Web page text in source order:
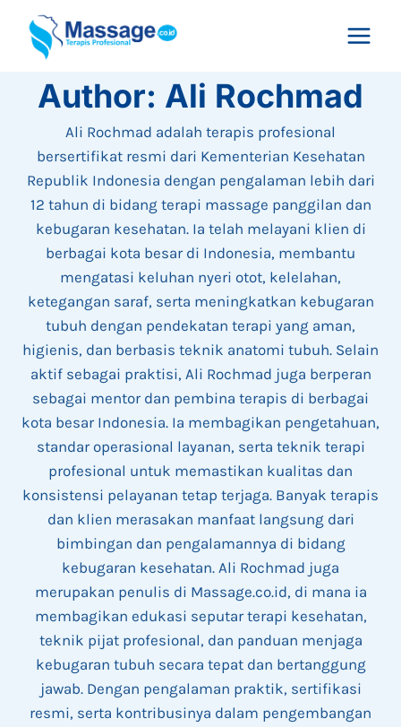
content
Author: Ali Rochmad
Ali Rochmad adalah terapis profesional
bersertifikat resmi dari Kementerian Kesehatan
Republik Indonesia dengan pengalaman lebih dari
12 tahun di bidang terapi massage panggilan dan
kebugaran kesehatan. Ia telah melayani klien di
berbagai kota besar di Indonesia, membantu
mengatasi keluhan nyeri otot, kelelahan,
ketegangan saraf, serta meningkatkan kebugaran
tubuh dengan pendekatan terapi yang aman,
higienis, dan berbasis teknik anatomi tubuh. Selain
aktif sebagai praktisi, Ali Rochmad juga berperan
sebagai mentor dan pembina terapis di berbagai
kota besar Indonesia. Ia membagikan pengetahuan,
standar operasional layanan, serta teknik terapi
profesional untuk memastikan kualitas dan
konsistensi pelayanan tetap terjaga. Banyak terapis
dan klien merasakan manfaat langsung dari
bimbingan dan pengalamannya di bidang
kebugaran kesehatan. Ali Rochmad juga
merupakan penulis di Massage.co.id, di mana ia
membagikan edukasi seputar terapi kesehatan,
teknik pijat profesional, dan panduan menjaga
kebugaran tubuh secara tepat dan bertanggung
jawab. Dengan pengalaman praktik, sertifikasi
resmi, serta kontribusinya dalam pengembangan